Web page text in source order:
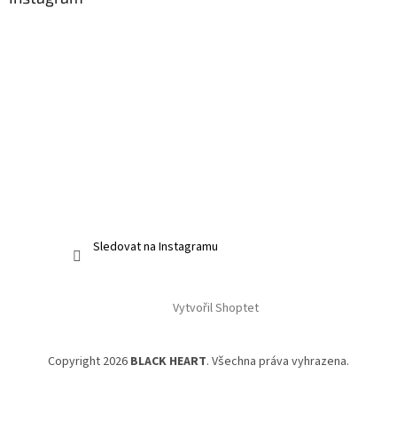
Sledovat na Instagramu
Vytvořil Shoptet
Copyright 2026 BLACK HEART. Všechna práva vyhrazena.